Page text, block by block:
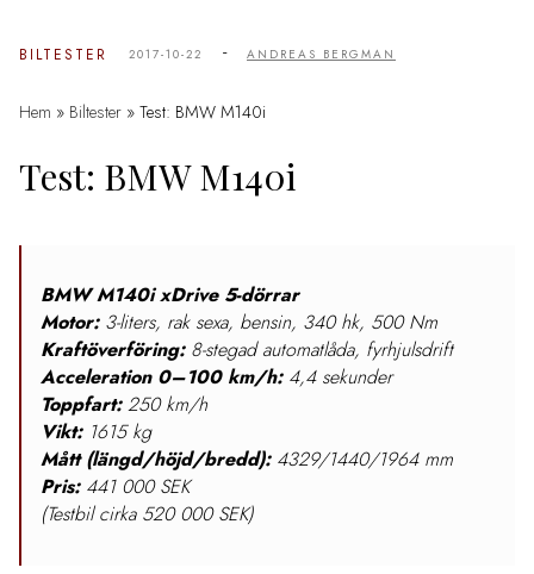
BILTESTER 2017-10-22 - ANDREAS BERGMAN
Hem » Biltester » Test: BMW M140i
Test: BMW M140i
BMW M140i xDrive 5-dörrar
Motor:3-liters, rak sexa, bensin, 340 hk, 500 Nm
Kraftöverföring:8-stegad automatlåda, fyrhjulsdrift
Acceleration 0–100 km/h:4,4 sekunder
Toppfart:250 km/h
Vikt:1615 kg
Mått (längd/höjd/bredd):4329/1440/1964 mm
Pris:441 000 SEK
(Testbil cirka 520 000 SEK)